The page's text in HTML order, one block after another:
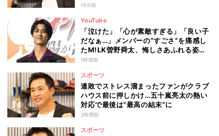
10分前
YouTube
「泣けた」「心が素敵すぎる」「良い子
だなぁ…」メンバーの“すごさ”を痛感し
たM!LK曽野舜太、悔しさあふれる姿に
ファン感動
1時間前
スポーツ
連敗でストレス溜まったファンがクラブ
ハウス前に押しかけ…五十嵐亮太の熱い
対応で最後は“最高の結末”に
2時間前
スポーツ